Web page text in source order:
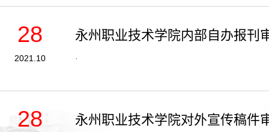
28
2021.10
永州职业技术学院内部自办报刊
​·
28 永州职业技术学院对外宣传稿件